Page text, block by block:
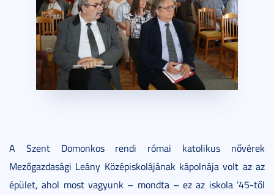
A Szent Domonkos rendi római katolikus nővérek
Mezőgazdasági Leány Középiskolájának kápolnája volt az az
épület, ahol most vagyunk – mondta – ez az iskola ’45-től